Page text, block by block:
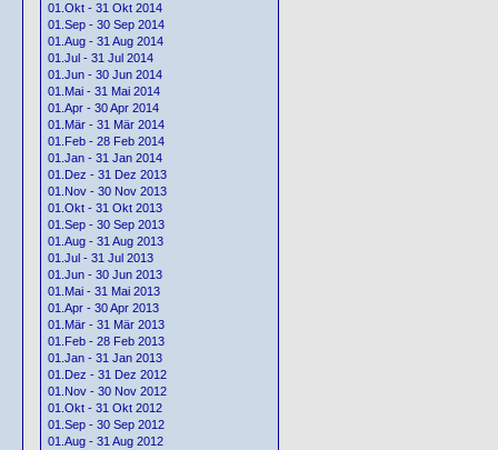
01.Okt - 31 Okt 2014
01.Sep - 30 Sep 2014
01.Aug - 31 Aug 2014
01.Jul - 31 Jul 2014
01.Jun - 30 Jun 2014
01.Mai - 31 Mai 2014
01.Apr - 30 Apr 2014
01.Mär - 31 Mär 2014
01.Feb - 28 Feb 2014
01.Jan - 31 Jan 2014
01.Dez - 31 Dez 2013
01.Nov - 30 Nov 2013
01.Okt - 31 Okt 2013
01.Sep - 30 Sep 2013
01.Aug - 31 Aug 2013
01.Jul - 31 Jul 2013
01.Jun - 30 Jun 2013
01.Mai - 31 Mai 2013
01.Apr - 30 Apr 2013
01.Mär - 31 Mär 2013
01.Feb - 28 Feb 2013
01.Jan - 31 Jan 2013
01.Dez - 31 Dez 2012
01.Nov - 30 Nov 2012
01.Okt - 31 Okt 2012
01.Sep - 30 Sep 2012
01.Aug - 31 Aug 2012